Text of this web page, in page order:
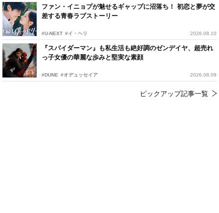
ファン・イニョプが魅せるギャップに沼落ち！ 初恋と夢が交
差する青春ラブストーリー
#U-NEXT #イ・ヘリ 2026.08.10
『スパイダーマン』も私生活も絶好調のゼンデイヤ、超売れ
っ子女優の華麗な歩みと堅実な素顔
#DUNE #オデュッセイア 2026.08.09
ピックアップ記事一覧